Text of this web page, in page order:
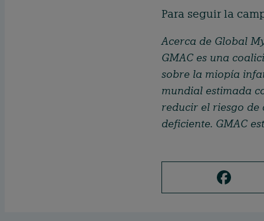
Para seguir la
Acerca de Global
GMAC es una
sobre la miopía
mundial estimada
reducir el riesgo de
deficiente. GMAC
F
a